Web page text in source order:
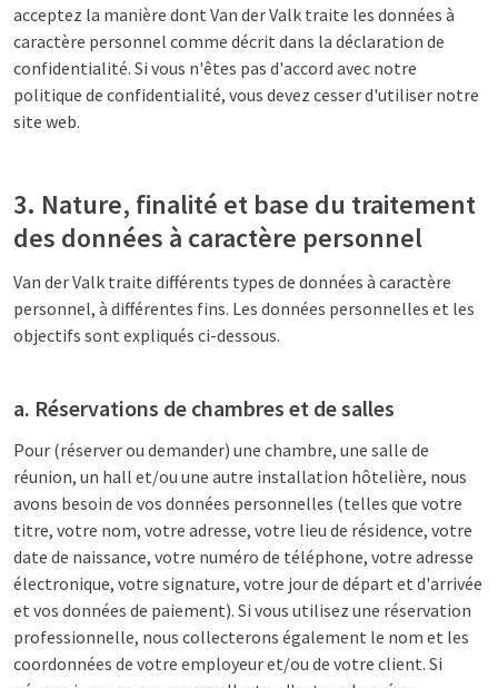
acceptez la manière dont Van der Valk traite les données à
caractère personnel comme décrit dans la déclaration de
confidentialité. Si vous n'êtes pas d'accord avec notre
politique de confidentialité, vous devez cesser d'utiliser notre
site web.
3. Nature, finalité et base du traitement
des données à caractère personnel
Van der Valk traite différents types de données à caractère
personnel, à différentes fins. Les données personnelles et les
objectifs sont expliqués ci-dessous.
a. Réservations de chambres et de salles
Pour (réserver ou demander) une chambre, une salle de
réunion, un hall et/ou une autre installation hôtelière, nous
avons besoin de vos données personnelles (telles que votre
titre, votre nom, votre adresse, votre lieu de résidence, votre
date de naissance, votre numéro de téléphone, votre adresse
électronique, votre signature, votre jour de départ et d'arrivée
et vos données de paiement). Si vous utilisez une réservation
professionnelle, nous collecterons également le nom et les
coordonnées de votre employeur et/ou de votre client. Si